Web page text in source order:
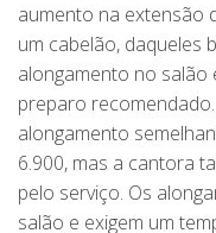
aumento na extensão
um cabelão, daqueles
alongamento no
preparo
alongamento
6.900, mas a cantora
pelo serviço. Os
salão e exigem um